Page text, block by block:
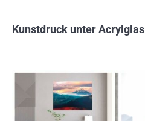
Kunstdruck unter Acrylglas